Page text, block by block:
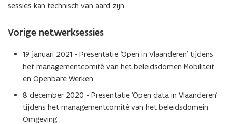
sessies kan technisch van aard zijn.
Vorige netwerksessies
19 januari 2021 - Presentatie ‘Open in Vlaanderen’ tijdens
het managementcomité van het beleidsdomen Mobiliteit
en Openbare Werken
8 december 2020 - Presentatie ‘Open data in Vlaanderen’
tijdens het managementcomité van het beleidsdomein
Omgeving